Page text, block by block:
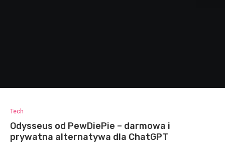
Tech
Odysseus od PewDiePie – darmowa i
prywatna alternatywa dla ChatGPT